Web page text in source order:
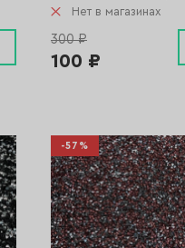
Нет в магазинах
300 ₽
100 ₽
-57%